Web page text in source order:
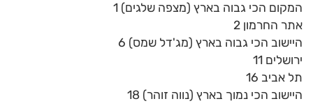
המקום הכי גבוה בארץ (מצפה שלגים) 1
אתר החרמון 2
היישוב הכי גבוה בארץ (מג'דל שמס) 6
ירושלים 11
תל אביב 16
היישוב הכי נמוך בארץ (נווה זוהר) 18